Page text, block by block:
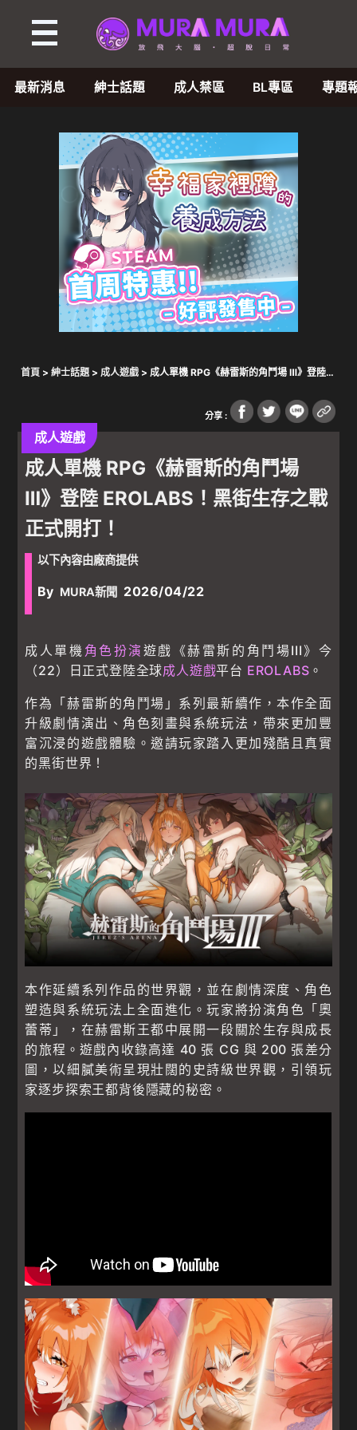
最新消息 紳士話題 成人禁區 BL專區 專題
首頁 > 紳士話題> 成人遊戲> 成人單機 RPG《赫雷斯的角鬥場 Ⅲ》登陸
分享 :
成人遊戲
成人單機 RPG《赫雷斯的角鬥場
Ⅲ》登陸 EROLABS！黑街生存之戰
正式開打！
以下內容由廠商提供
By MURA新聞 2026/04/22
成人單機 角色扮演 遊戲《赫雷斯的角鬥場III》今
（22）日正式登陸全球成人遊戲平台 EROLABS 。
作為「赫雷斯的角鬥場」系列最新續作，本作全面
升級劇情演出、角色刻畫與系統玩法，帶來更加豐
富沉浸的遊戲體驗。邀請玩家踏入更加殘酷且真實
的黑街世界！
本作延續系列作品的世界觀，並在劇情深度、角色
塑造與系統玩法上全面進化。玩家將扮演角色「奧
蕾蒂」，在赫雷斯王都中展開一段關於生存與成長
的旅程。遊戲內收錄高達 40 張 CG 與 200 張差分
圖，以細膩美術呈現壯闊的史詩級世界觀，引領玩
家逐步探索王都背後隱藏的秘密。